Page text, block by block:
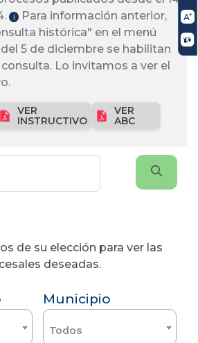
ℹ️
Para información anterior,
histórica" en el menú
5 de diciembre se habilitan
Lo invitamos a ver el
VER
INSTRUCTIVO
VER
ABC
de su elección para ver las
deseadas.
Municipio
Todos